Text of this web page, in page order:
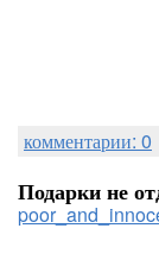
комментарии: 0
Подарки не